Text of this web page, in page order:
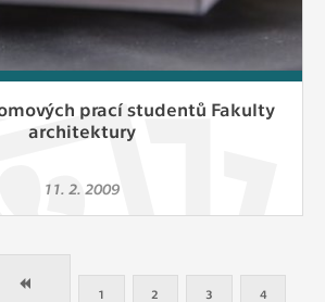
prací studentů Fakulty
architektury
11. 2. 2009
1 2 3 4